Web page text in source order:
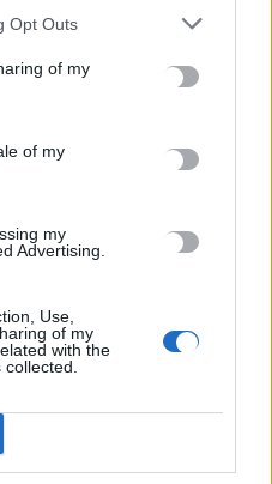
Opt Outs
of my
of my
my
Advertising.
Use,
of my
with the